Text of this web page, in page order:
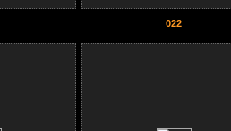
022